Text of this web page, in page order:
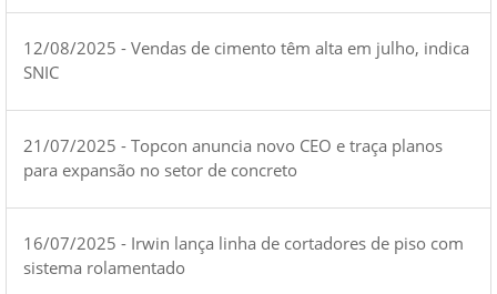
12/08/2025 - Vendas de cimento têm alta em julho, indica
SNIC
21/07/2025 - Topcon anuncia novo CEO e traça planos
para expansão no setor de concreto
16/07/2025 - Irwin lança linha de cortadores de piso com
sistema rolamentado